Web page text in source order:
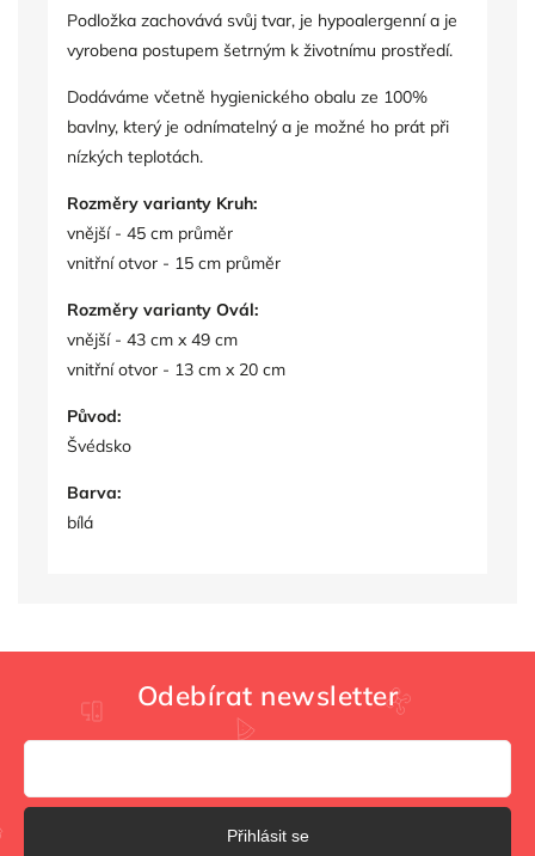
Podložka zachovává svůj tvar, je hypoalergenní a je
vyrobena postupem šetrným k životnímu prostředí.
Dodáváme včetně hygienického obalu ze 100%
bavlny, který je odnímatelný a je možné ho prát při
nízkých teplotách.
Rozměry varianty Kruh:
vnější - 45 cm průměr
vnitřní otvor - 15 cm průměr
Rozměry varianty Ovál:
vnější - 43 cm x 49 cm
vnitřní otvor - 13 cm x 20 cm
Původ:
Švédsko
Barva:
bílá
Odebírat newsletter
Přihlásit se